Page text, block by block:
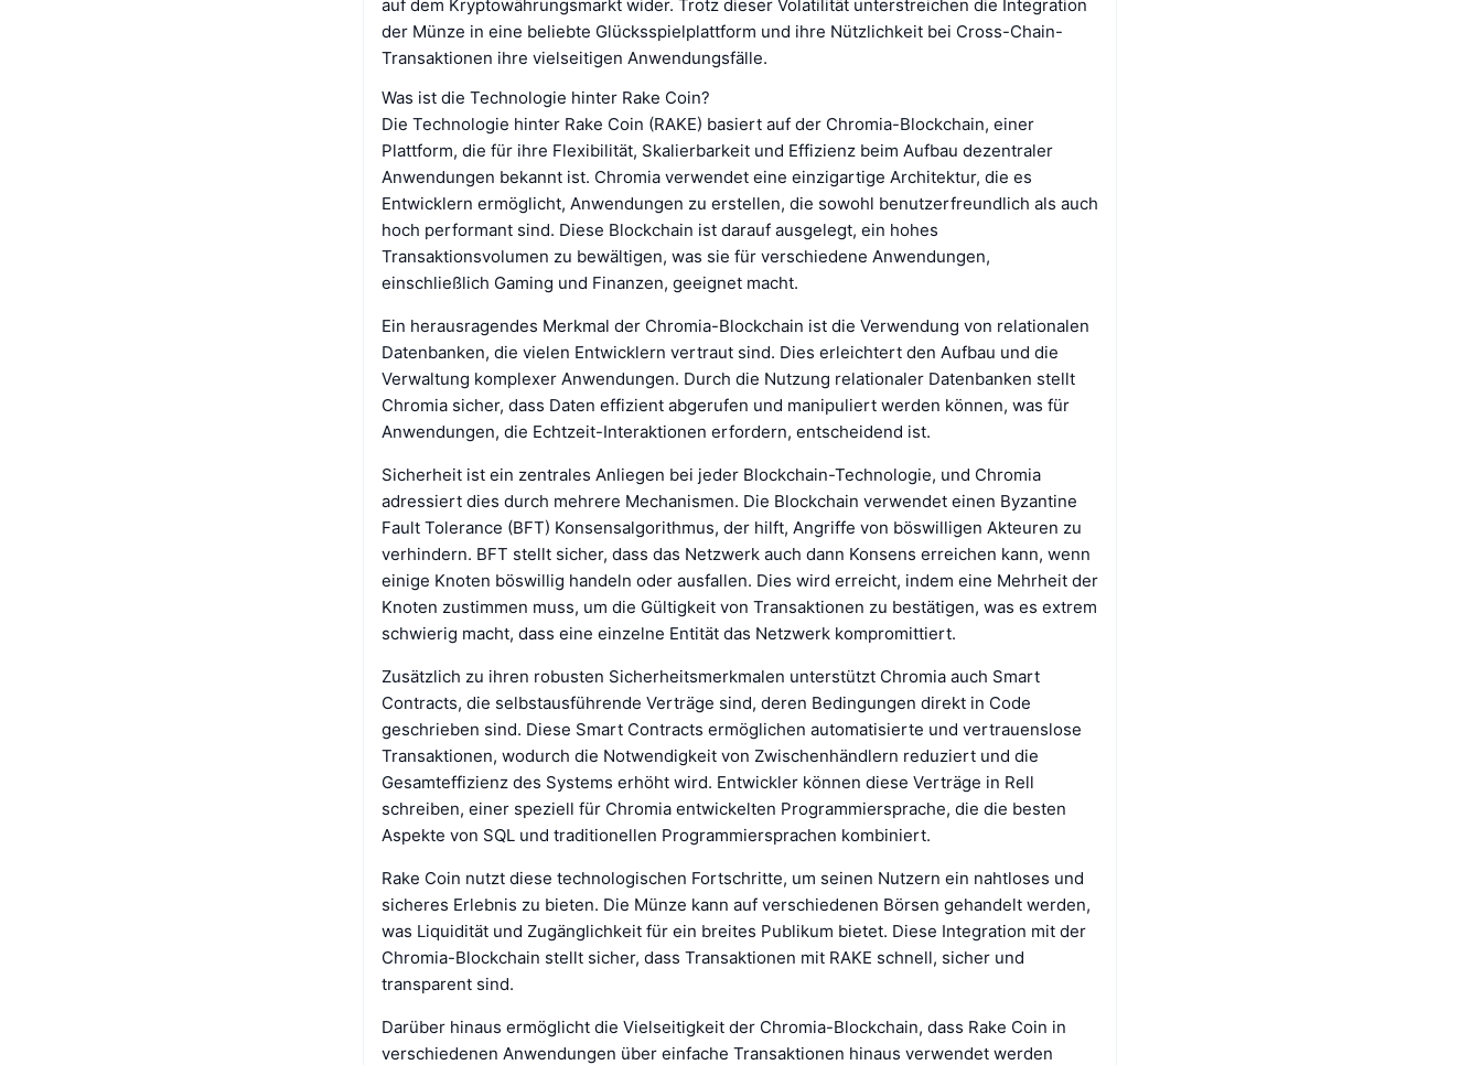
auf dem Kryptowährungsmarkt wider. Trotz dieser Volatilität unterstreichen die Integration
der Münze in eine beliebte Glücksspielplattform und ihre Nützlichkeit bei Cross-Chain-
Transaktionen ihre vielseitigen Anwendungsfälle.
Was ist die Technologie hinter Rake Coin?
Die Technologie hinter Rake Coin (RAKE) basiert auf der Chromia-Blockchain, einer
Plattform, die für ihre Flexibilität, Skalierbarkeit und Effizienz beim Aufbau dezentraler
Anwendungen bekannt ist. Chromia verwendet eine einzigartige Architektur, die es
Entwicklern ermöglicht, Anwendungen zu erstellen, die sowohl benutzerfreundlich als auch
hoch performant sind. Diese Blockchain ist darauf ausgelegt, ein hohes
Transaktionsvolumen zu bewältigen, was sie für verschiedene Anwendungen,
einschließlich Gaming und Finanzen, geeignet macht.
Ein herausragendes Merkmal der Chromia-Blockchain ist die Verwendung von relationalen
Datenbanken, die vielen Entwicklern vertraut sind. Dies erleichtert den Aufbau und die
Verwaltung komplexer Anwendungen. Durch die Nutzung relationaler Datenbanken stellt
Chromia sicher, dass Daten effizient abgerufen und manipuliert werden können, was für
Anwendungen, die Echtzeit-Interaktionen erfordern, entscheidend ist.
Sicherheit ist ein zentrales Anliegen bei jeder Blockchain-Technologie, und Chromia
adressiert dies durch mehrere Mechanismen. Die Blockchain verwendet einen Byzantine
Fault Tolerance (BFT) Konsensalgorithmus, der hilft, Angriffe von böswilligen Akteuren zu
verhindern. BFT stellt sicher, dass das Netzwerk auch dann Konsens erreichen kann, wenn
einige Knoten böswillig handeln oder ausfallen. Dies wird erreicht, indem eine Mehrheit der
Knoten zustimmen muss, um die Gültigkeit von Transaktionen zu bestätigen, was es extrem
schwierig macht, dass eine einzelne Entität das Netzwerk kompromittiert.
Zusätzlich zu ihren robusten Sicherheitsmerkmalen unterstützt Chromia auch Smart
Contracts, die selbstausführende Verträge sind, deren Bedingungen direkt in Code
geschrieben sind. Diese Smart Contracts ermöglichen automatisierte und vertrauenslose
Transaktionen, wodurch die Notwendigkeit von Zwischenhändlern reduziert und die
Gesamteffizienz des Systems erhöht wird. Entwickler können diese Verträge in Rell
schreiben, einer speziell für Chromia entwickelten Programmiersprache, die die besten
Aspekte von SQL und traditionellen Programmiersprachen kombiniert.
Rake Coin nutzt diese technologischen Fortschritte, um seinen Nutzern ein nahtloses und
sicheres Erlebnis zu bieten. Die Münze kann auf verschiedenen Börsen gehandelt werden,
was Liquidität und Zugänglichkeit für ein breites Publikum bietet. Diese Integration mit der
Chromia-Blockchain stellt sicher, dass Transaktionen mit RAKE schnell, sicher und
transparent sind.
Darüber hinaus ermöglicht die Vielseitigkeit der Chromia-Blockchain, dass Rake Coin in
verschiedenen Anwendungen über einfache Transaktionen hinaus verwendet werden